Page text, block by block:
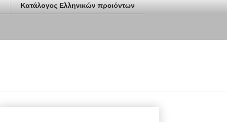
Κατάλογος Ελληνικών προιόντων